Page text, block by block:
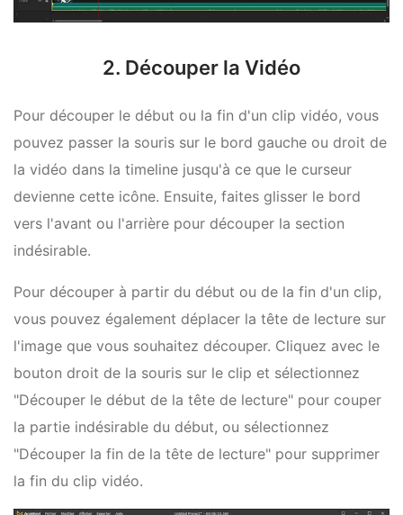
2. Découper la Vidéo
Pour découper le début ou la fin d'un clip vidéo, vous
pouvez passer la souris sur le bord gauche ou droit de
la vidéo dans la timeline jusqu'à ce que le curseur
devienne cette icône. Ensuite, faites glisser le bord
vers l'avant ou l'arrière pour découper la section
indésirable.
Pour découper à partir du début ou de la fin d'un clip,
vous pouvez également déplacer la tête de lecture sur
l'image que vous souhaitez découper. Cliquez avec le
bouton droit de la souris sur le clip et sélectionnez
"Découper le début de la tête de lecture" pour couper
la partie indésirable du début, ou sélectionnez
"Découper la fin de la tête de lecture" pour supprimer
la fin du clip vidéo.